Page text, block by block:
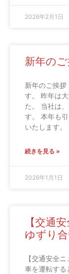
2026年2月1日
新年の
新年のご挨拶
す。 昨年は
た。 当社は
す。 本年も
いたします。
続きを見る »
2026年1月1日
【交通
ゆずり
【交通安全
車を運転する